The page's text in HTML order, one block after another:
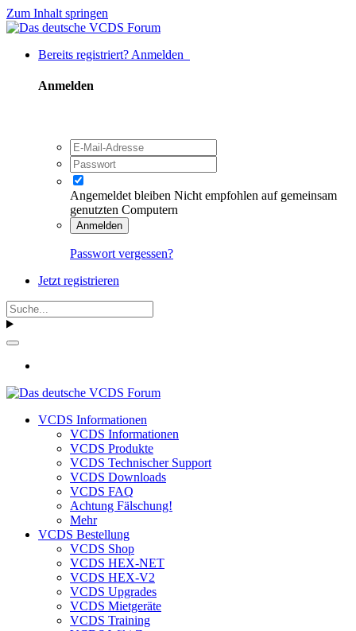
Zum Inhalt springen
Bereits registriert? Anmelden
Anmelden
Angemeldet bleiben Nicht empfohlen auf gemeinsam
genutzten Computern
Anmelden
Passwort vergessen?
Jetzt registrieren
VCDS Informationen
VCDS Informationen
VCDS Produkte
VCDS Technischer Support
VCDS Downloads
VCDS FAQ
Achtung Fälschung!
Mehr
VCDS Bestellung
VCDS Shop
VCDS HEX-NET
VCDS HEX-V2
VCDS Upgrades
VCDS Mietgeräte
VCDS Training